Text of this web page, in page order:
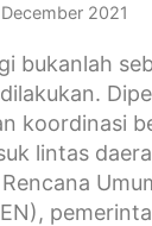
2021
bukanlah
koordinasi
lintas